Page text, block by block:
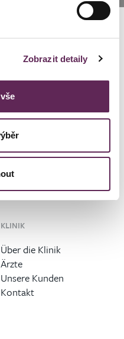
Zobrazit detaily
KLINIK
Über die Klinik
Ärzte
Unsere Kunden
Kontakt